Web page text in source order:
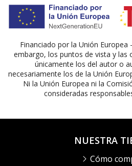
Financiado por la Unión Europea
embargo, los puntos de vista y las
únicamente los del autor o
necesariamente los de la Unión
Ni la Unión Europea ni la
consideradas
NUESTRA
Cómo